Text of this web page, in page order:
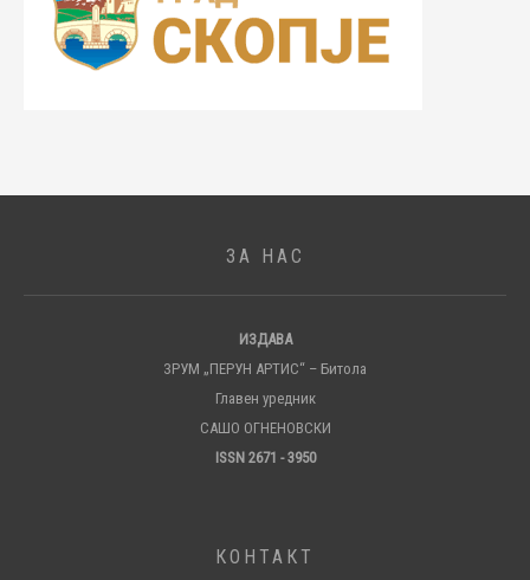
ЗА НАС
ИЗДАВА
ЗРУМ „ПЕРУН АРТИС“ – Битола
Главен уредник
САШО ОГНЕНОВСКИ
ISSN 2671 - 3950
КОНТАКТ